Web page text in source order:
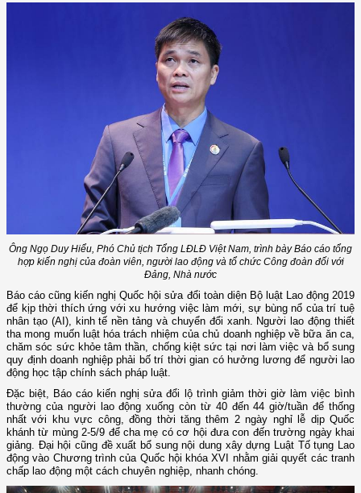
Ông Ngọ Duy Hiểu, Phó Chủ tịch Tổng LĐLĐ Việt Nam, trình bày Báo cáo tổng
hợp kiến nghị của đoàn viên, người lao động và tổ chức Công đoàn đối với
Đảng, Nhà nước
Báo cáo cũng kiến nghị Quốc hội sửa đổi toàn diện Bộ luật Lao động 2019
để kịp thời thích ứng với xu hướng việc làm mới, sự bùng nổ của trí tuệ
nhân tạo (AI), kinh tế nền tảng và chuyển đổi xanh. Người lao động thiết
tha mong muốn luật hóa trách nhiệm của chủ doanh nghiệp về bữa ăn ca,
chăm sóc sức khỏe tâm thần, chống kiệt sức tại nơi làm việc và bổ sung
quy định doanh nghiệp phải bố trí thời gian có hưởng lương để người lao
động học tập chính sách pháp luật.
Đặc biệt, Báo cáo kiến nghị sửa đổi lộ trình giảm thời giờ làm việc bình
thường của người lao động xuống còn từ 40 đến 44 giờ/tuần để thống
nhất với khu vực công, đồng thời tăng thêm 2 ngày nghỉ lễ dịp Quốc
khánh từ mùng 2-5/9 để cha mẹ có cơ hội đưa con đến trường ngày khai
giảng. Đại hội cũng đề xuất bổ sung nội dung xây dựng Luật Tố tụng Lao
động vào Chương trình của Quốc hội khóa XVI nhằm giải quyết các tranh
chấp lao động một cách chuyên nghiệp, nhanh chóng.